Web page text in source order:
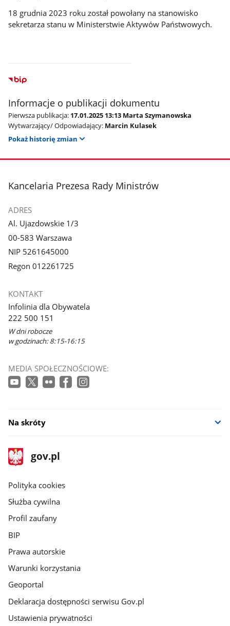
18 grudnia 2023 roku został powołany na stanowisko
sekretarza stanu w Ministerstwie Aktywów Państwowych.
Informacje o publikacji dokumentu
Pierwsza publikacja: 17.01.2025 13:13 Marta Szymanowska
Wytwarzający/ Odpowiadający: Marcin Kulasek
Pokaż historię zmian
stopka
Kancelaria Prezesa Rady Ministrów
ADRES
Al. Ujazdowskie 1/3
00-583 Warszawa
NIP 5261645000
Regon 012261725
KONTAKT
Infolinia dla Obywatela
222 500 151
W dni robocze
w godzinach: 8:15-16:15
MEDIA SPOŁECZNOŚCIOWE:
Na skróty
stopka
gov.pl
Strona
gov.pl
gov.pl
Polityka cookies
Służba cywilna
Profil zaufany
BIP
Prawa autorskie
Warunki korzystania
Geoportal
Deklaracja dostępności serwisu Gov.pl
Ustawienia prywatności